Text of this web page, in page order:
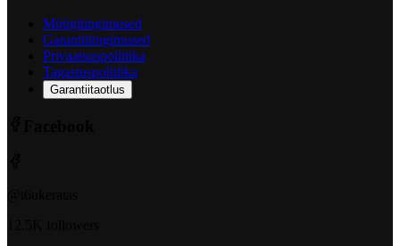
Müügitingimused
Garantiitingimused
Privaatsuspoliitika
Tagastuspoliitika
Garantiitaotlus